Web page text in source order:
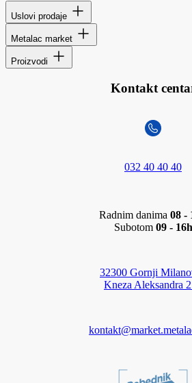
Uslovi prodaje
Metalac market
Proizvodi
Kontakt
032 40 40 40
Radnim danima 08 -
Subotom 09 - 16h
32300 Gornji
Kneza Aleksandra